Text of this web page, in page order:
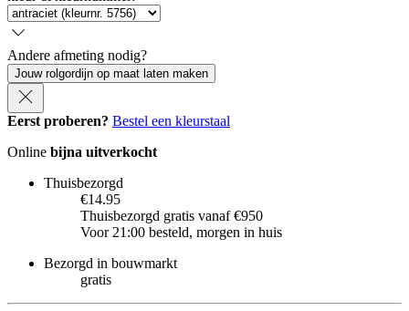
Andere afmeting nodig?
Jouw rolgordijn op maat laten maken
Eerst proberen? Bestel een kleurstaal
Online bijna uitverkocht
Thuisbezorgd
€14.95
Thuisbezorgd gratis vanaf €950
Voor 21:00 besteld, morgen in huis
Bezorgd in bouwmarkt
gratis